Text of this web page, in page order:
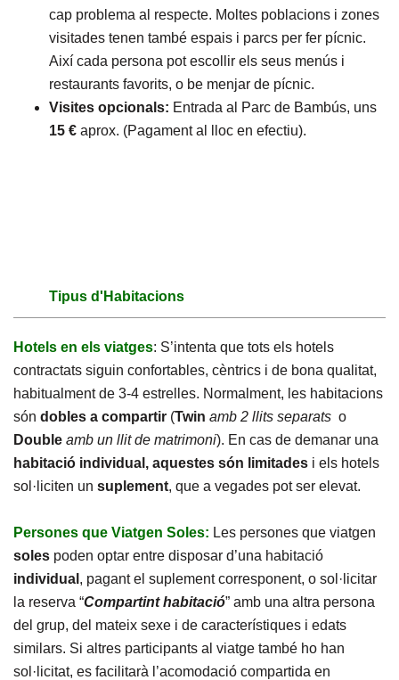
cap problema al respecte. Moltes poblacions i zones
visitades tenen també espais i parcs per fer pícnic.
Així cada persona pot escollir els seus menús i
restaurants favorits, o be menjar de pícnic.
Visites opcionals: Entrada al Parc de Bambús, uns
15 € aprox. (Pagament al lloc en efectiu).
Tipus d'Habitacions
Hotels en els viatges: S’intenta que tots els hotels
contractats siguin confortables, cèntrics i de bona qualitat,
habitualment de 3-4 estrelles. Normalment, les habitacions
són dobles a compartir (Twin amb 2 llits separats o
Double amb un llit de matrimoni). En cas de demanar una
habitació individual, aquestes són limitades i els hotels
sol·liciten un suplement, que a vegades pot ser elevat.
Persones que Viatgen Soles: Les persones que viatgen
soles poden optar entre disposar d’una habitació
individual , pagant el suplement corresponent, o sol·licitar
la reserva “Compartint habitació” amb una altra persona
del grup, del mateix sexe i de característiques i edats
similars. Si altres participants al viatge també ho han
sol·licitat, es facilitarà l’acomodació compartida en